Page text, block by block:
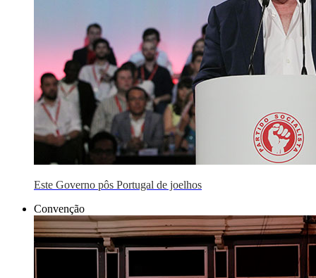
Este Governo pôs Portugal de joelhos
Convenção